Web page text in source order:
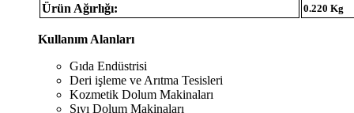
Ürün Ağırlığı: 0.220 Kg
Kullanım Alanları
Gıda Endüstrisi
Deri işleme ve Arıtma Tesisleri
Kozmetik Dolum Makinaları
Sıvı Dolum Makinaları